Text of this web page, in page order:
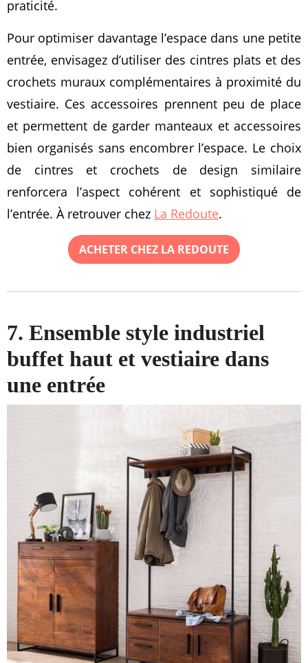
praticité.
Pour optimiser davantage l’espace dans une petite
entrée, envisagez d’utiliser des cintres plats et des
crochets muraux complémentaires à proximité du
vestiaire. Ces accessoires prennent peu de place
et permettent de garder manteaux et accessoires
bien organisés sans encombrer l’espace. Le choix
de cintres et crochets de design similaire
renforcera l’aspect cohérent et sophistiqué de
l’entrée. À retrouver chez La Redoute.
ACHETER CHEZ LA REDOUTE
7. Ensemble style industriel
buffet haut et vestiaire dans
une entrée